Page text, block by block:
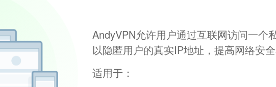
AndyVPN允许用户通过互联网访问一个
以隐匿用户的真实IP地址，提高网络安全
适用于：